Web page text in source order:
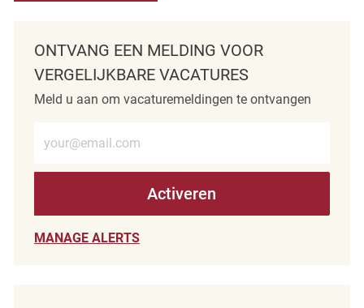
ONTVANG EEN MELDING VOOR
VERGELIJKBARE VACATURES
Meld u aan om vacaturemeldingen te ontvangen
Activeren
MANAGE ALERTS